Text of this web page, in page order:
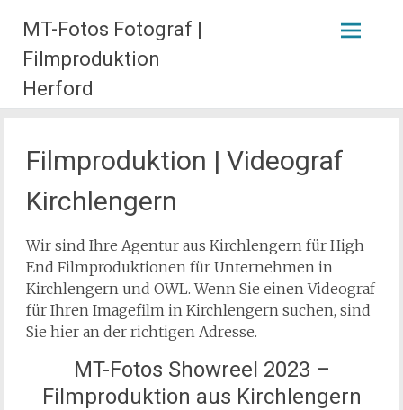
Inhalt
springen
MT-Fotos Fotograf |
Filmproduktion
Herford
Filmproduktion | Videograf
Kirchlengern
Wir sind Ihre Agentur aus Kirchlengern für High
End Filmproduktionen für Unternehmen in
Kirchlengern und OWL. Wenn Sie einen Videograf
für Ihren Imagefilm in Kirchlengern suchen, sind
Sie hier an der richtigen Adresse.
MT-Fotos Showreel 2023 –
Filmproduktion aus Kirchlengern